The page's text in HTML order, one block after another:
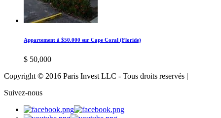
Appartement à $50.000 sur Cape Coral (Floride)
$ 50,000
Copyright © 2016 Paris Invest LLC - Tous droits reservés |
Suivez-nous